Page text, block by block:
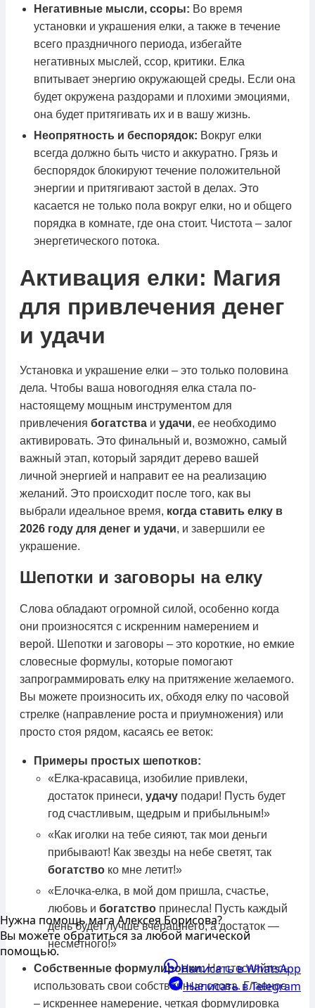
Нужна помощь мага Алексея Борисова?
Вы можете обратиться за любой магической
помощью.
Написать в WhatsApp
Написать в Telegram
Негативные мысли, ссоры: Во время
установки и украшения елки, а также в течение
всего праздничного периода, избегайте
негативных мыслей, ссор, критики. Елка
впитывает энергию окружающей среды. Если она
будет окружена раздорами и плохими эмоциями,
она будет притягивать их и в вашу жизнь.
Неопрятность и беспорядок: Вокруг елки
всегда должно быть чисто и аккуратно. Грязь и
беспорядок блокируют течение положительной
энергии и притягивают застой в делах. Это
касается не только пола вокруг елки, но и общего
порядка в комнате, где она стоит. Чистота – залог
энергетического потока.
Активация елки: Магия
для привлечения денег
и удачи
Установка и украшение елки – это только половина
дела. Чтобы ваша новогодняя елка стала по-
настоящему мощным инструментом для
привлечения богатства и удачи, ее необходимо
активировать. Это финальный и, возможно, самый
важный этап, который зарядит дерево вашей
личной энергией и направит ее на реализацию
желаний. Это происходит после того, как вы
выбрали идеальное время, когда ставить елку в
2026 году для денег и удачи, и завершили ее
украшение.
Шепотки и заговоры на елку
Слова обладают огромной силой, особенно когда
они произносятся с искренним намерением и
верой. Шепотки и заговоры – это короткие, но емкие
словесные формулы, которые помогают
запрограммировать елку на притяжение желаемого.
Вы можете произносить их, обходя елку по часовой
стрелке (направление роста и приумножения) или
просто стоя рядом, касаясь ее веток:
Примеры простых шепотков:
«Елка-красавица, изобилие привлеки,
достаток принеси, удачу подари! Пусть будет
год счастливым, щедрым и прибыльным!»
«Как иголки на тебе сияют, так мои деньги
прибывают! Как звезды на небе светят, так
богатство ко мне летит!»
«Елочка-елка, в мой дом пришла, счастье,
любовь и богатство принесла! Пусть каждый
день будет лучше вчерашнего, а достаток —
несметного!»
Собственные формулировки:Не стесняйтесь
использовать свои собственные слова. Главное
– искреннее намерение, четкая формулировка